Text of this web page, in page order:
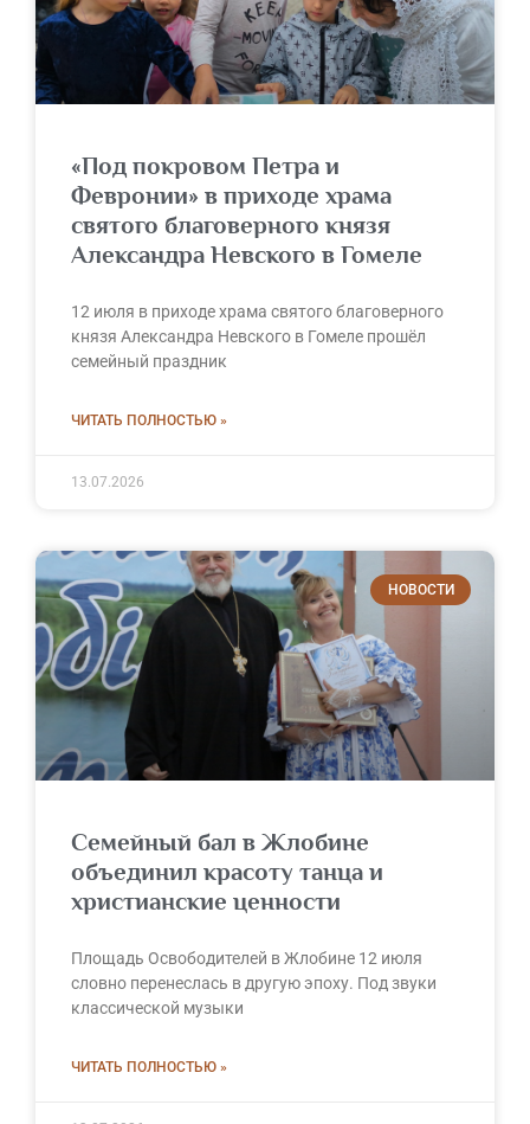
«Под покровом Петра и
Февронии» в приходе храма
святого благоверного князя
Александра Невского в Гомеле
12 июля в приходе храма святого благоверного
князя Александра Невского в Гомеле прошёл
семейный праздник
ЧИТАТЬ ПОЛНОСТЬЮ »
13.07.2026
НОВОСТИ
Семейный бал в Жлобине
объединил красоту танца и
христианские ценности
Площадь Освободителей в Жлобине 12 июля
словно перенеслась в другую эпоху. Под звуки
классической музыки
ЧИТАТЬ ПОЛНОСТЬЮ »